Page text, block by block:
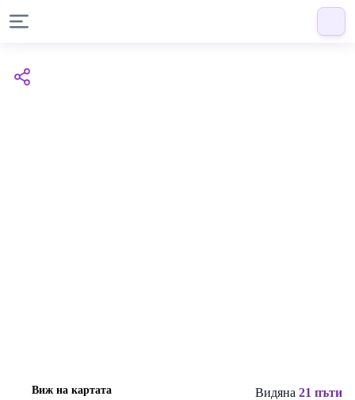
Виж на картата Видяна 21 пъти